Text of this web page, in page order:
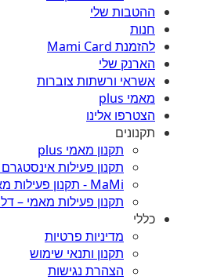
ההטבות שלי
חנות
להזמנת Mami Card
הארנק שלי
אשראי ורשתות צוברות
מאמי plus
הצטרפו אלינו
תקנונים
תקנון מאמי plus
תקנון פעילות
MaMi - תקנון פעילות מאמי – מתנה לגננת
תקנון פעילות מאמי –
כללי
מדיניות פרטיות
תקנון ותנאי שימוש
הצהרת נגישות